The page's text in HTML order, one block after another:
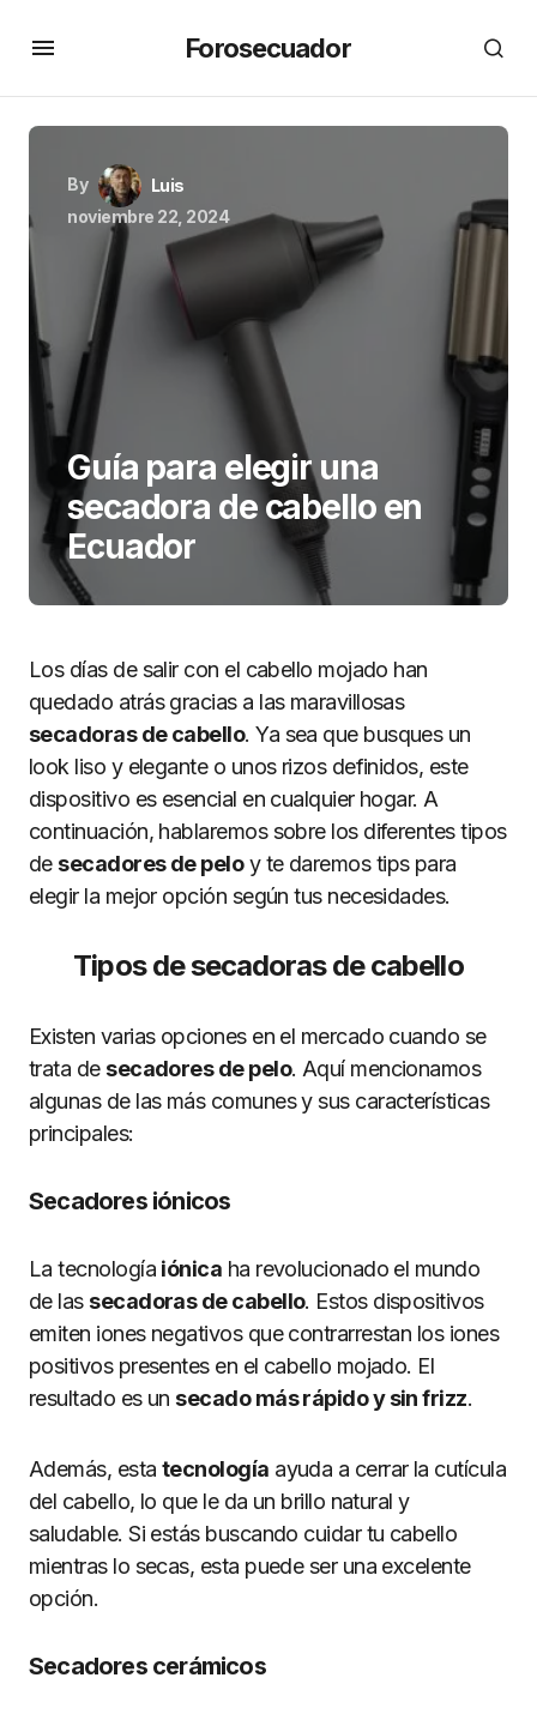
Forosecuador
By
Luis
noviembre 22, 2024
Guía para elegir una
secadora de cabello en
Ecuador
Los días de salir con el cabello mojado han
quedado atrás gracias a las maravillosas
secadoras de cabello. Ya sea que busques un
look liso y elegante o unos rizos definidos, este
dispositivo es esencial en cualquier hogar. A
continuación, hablaremos sobre los diferentes tipos
de secadores de peloy te daremos tips para
elegir la mejor opción según tus necesidades.
Tipos de secadoras de cabello
Existen varias opciones en el mercado cuando se
trata de secadores de pelo. Aquí mencionamos
algunas de las más comunes y sus características
principales:
Secadores iónicos
La tecnología iónica ha revolucionado el mundo
de las secadoras de cabello. Estos dispositivos
emiten iones negativos que contrarrestan los iones
positivos presentes en el cabello mojado. El
resultado es un secado más rápido y sin frizz.
Además, esta tecnología ayuda a cerrar la cutícula
del cabello, lo que le da un brillo natural y
saludable. Si estás buscando cuidar tu cabello
mientras lo secas, esta puede ser una excelente
opción.
Secadores cerámicos